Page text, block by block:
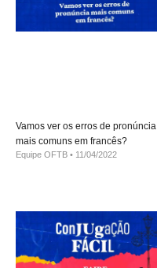
Vamos ver os erros de pronúncia
mais comuns em francês?
Equipe OFTB 11/04/2022